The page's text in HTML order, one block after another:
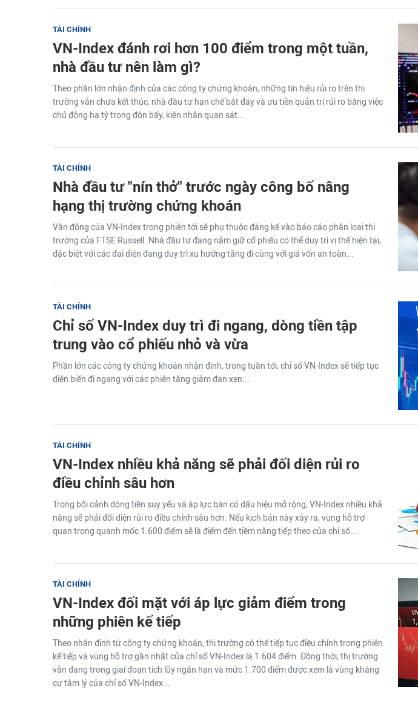
TÀI CHÍNH
VN-Index đánh rơi hơn 100 điểm trong một tuần,
nhà đầu tư nên làm gì?
Theo phần lớn nhận định của các công ty chứng khoán, những tín hiệu rủi ro trên thị
trường vẫn chưa kết thúc, nhà đầu tư hạn chế bắt đáy và ưu tiên quản trị rủi ro bằng việc
chủ động hạ tỷ trọng đòn bẩy, kiên nhẫn quan sát...
TÀI CHÍNH
Nhà đầu tư "nín thở" trước ngày công bố nâng
hạng thị trường chứng khoán
Vận động của VN-Index trong phiên tới sẽ phụ thuộc đáng kể vào báo cáo phân loại thị
trường của FTSE Russell. Nhà đầu tư đang nắm giữ cổ phiếu có thể duy trì vị thế hiện tại,
đặc biệt với các đại diện đang duy trì xu hướng tăng đi cùng với giá vốn an toàn...
TÀI CHÍNH
Chỉ số VN-Index duy trì đi ngang, dòng tiền tập
trung vào cổ phiếu nhỏ và vừa
Phần lớn các công ty chứng khoán nhận định, trong tuần tới, chỉ số VN-Index sẽ tiếp tục
diễn biến đi ngang với các phiên tăng giảm đan xen...
TÀI CHÍNH
VN-Index nhiều khả năng sẽ phải đối diện rủi ro
điều chỉnh sâu hơn
Trong bối cảnh dòng tiền suy yếu và áp lực bán có dấu hiệu mở rộng, VN-Index nhiều khả
năng sẽ phải đối diện rủi ro điều chỉnh sâu hơn. Nếu kịch bản này xảy ra, vùng hỗ trợ
quan trọng quanh mốc 1.600 điểm sẽ là điểm đến tiềm năng tiếp theo của chỉ số...
TÀI CHÍNH
VN-Index đối mặt với áp lực giảm điểm trong
những phiên kế tiếp
Theo nhận định từ công ty chứng khoán, thị trường có thể tiếp tục điều chỉnh trong phiên
kế tiếp và vùng hỗ trợ gần nhất của chỉ số VN-Index là 1.604 điểm. Đồng thời, thị trường
vẫn đang trong giai đoạn tích lũy ngắn hạn và mức 1.700 điểm được xem là vùng kháng
cự tâm lý của chỉ số VN-Index...